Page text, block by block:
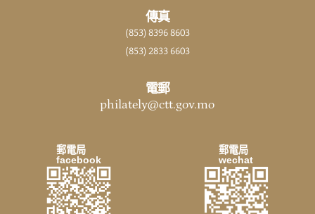
郵電局
facebook
郵電局
wechat
傳真
(853) 8396 8603
(853) 2833 6603
電郵
philately@ctt.gov.mo